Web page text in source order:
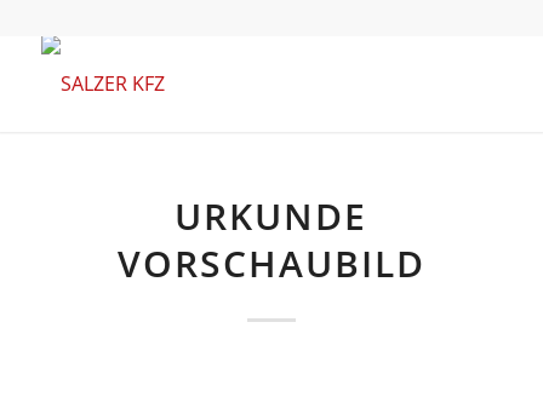
URKUNDE
VORSCHAUBILD